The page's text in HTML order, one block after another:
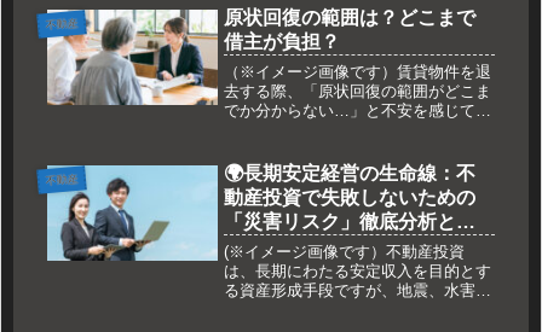
不安を解消し、資産価値を維持・向上
させるためのポイントを解説しま
す。...
不動産
原状回復の範囲は？どこまで
借主が負担？
（※イメージ画像です）賃貸物件を退
去する際、「原状回復の範囲がどこま
でか分からない…」と不安を感じてい
借契約における原状回復の範囲につい
て、貸主と借主の負担を明確にし、ト
ラ...
不動産
🌍長期安定経営の生命線：不
動産投資で失敗しないための
「災害リスク」徹底分析と将
来を見据えた立地選定の極意
🗺️
(※イメージ画像です）不動産投資
は、長期にわたる安定収入を目的とす
る資産形成手段ですが、地震、水害、